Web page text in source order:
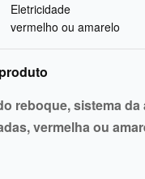
Eletricidade
vermelho ou amarelo
reboque, sistema da
vermelha ou